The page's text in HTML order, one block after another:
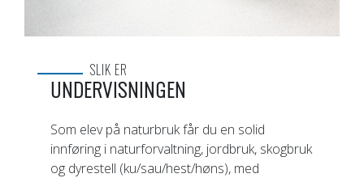
SLIK ER
UNDERVISNINGEN
Som elev på naturbruk får du en solid
innføring i naturforvaltning, jordbruk, skogbruk
og dyrestell (ku/sau/hest/høns), med